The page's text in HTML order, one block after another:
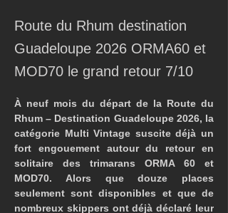
Route du Rhum destination
Guadeloupe 2026 ORMA60 et
MOD70 le grand retour 7/10
À neuf mois du départ de la Route du
Rhum – Destination Guadeloupe 2026, la
catégorie Multi Vintage suscite déjà un
fort engouement autour du retour en
solitaire des trimarans ORMA 60 et
MOD70. Alors que douze places
seulement sont disponibles et que de
nombreux skippers ont déjà déclaré leur